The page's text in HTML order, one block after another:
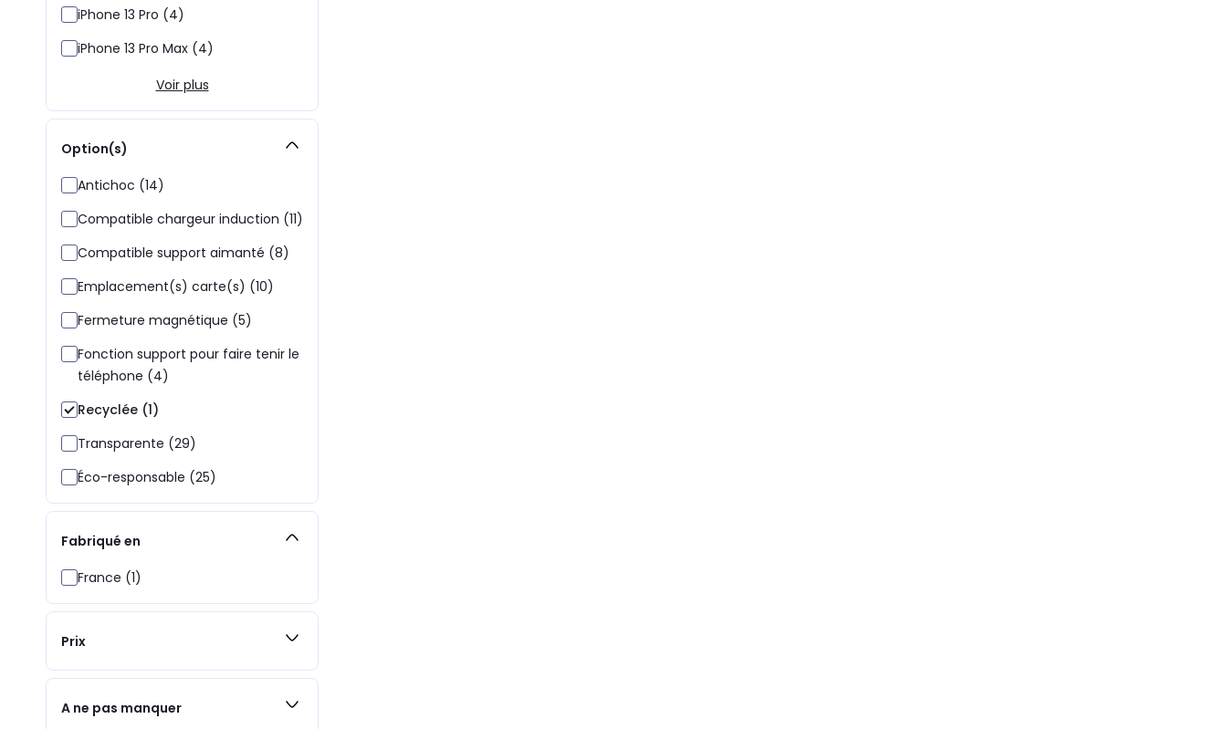
iPhone 13 Pro (4)
iPhone 13 Pro Max (4)
Voir plus
Option(s)
Antichoc (14)
Compatible chargeur induction (11)
Compatible support aimanté (8)
Emplacement(s) carte(s) (10)
Fermeture magnétique (5)
Fonction support pour faire tenir le
téléphone (4)
Recyclée (1)
Transparente (29)
Éco-responsable (25)
Fabriqué en
France (1)
Prix
A ne pas manquer